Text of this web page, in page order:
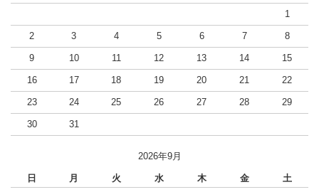
1
2 3 4 5 6 7 8
9 10 11 12 13 14 15
16 17 18 19 20 21 22
23 24 25 26 27 28 29
30 31
2026年9月
日 月 火 水 木 金
土